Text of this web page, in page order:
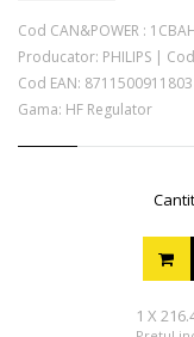
Cod CAN&POWER :
Producator: PHILIPS |
Cod EAN: 8711500911803
Gama: HF Regulator
1 X